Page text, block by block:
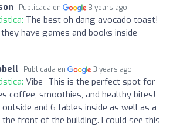
Publicada en 3 years ago
The best oh dang avocado toast!
have games and books inside
Publicada en 3 years ago
Vibe- This is the perfect spot for
coffee, smoothies, and healthy bites!
outside and 6 tables inside as well as a
front of the building. I could see this